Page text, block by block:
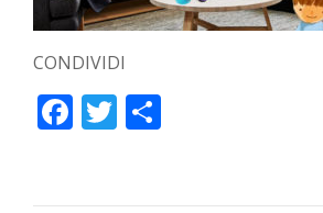
CONDIVIDI
FacebookTwitter